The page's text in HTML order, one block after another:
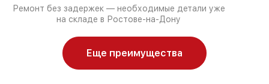
Ремонт без задержек — необходимые детали уже
на складе в Ростове-на-Дону
Еще преимущества